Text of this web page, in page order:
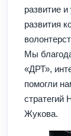
развитие
развития
Мы
«ДРТ»,
помогли
стратегий
Жукова.